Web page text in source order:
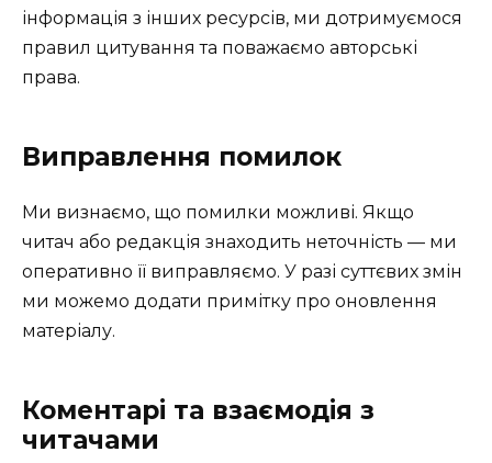
інформація з інших ресурсів, ми дотримуємося
правил цитування та поважаємо авторські
права.
Виправлення помилок
Ми визнаємо, що помилки можливі. Якщо
читач або редакція знаходить неточність — ми
оперативно її виправляємо. У разі суттєвих змін
ми можемо додати примітку про оновлення
матеріалу.
Коментарі та взаємодія з
читачами